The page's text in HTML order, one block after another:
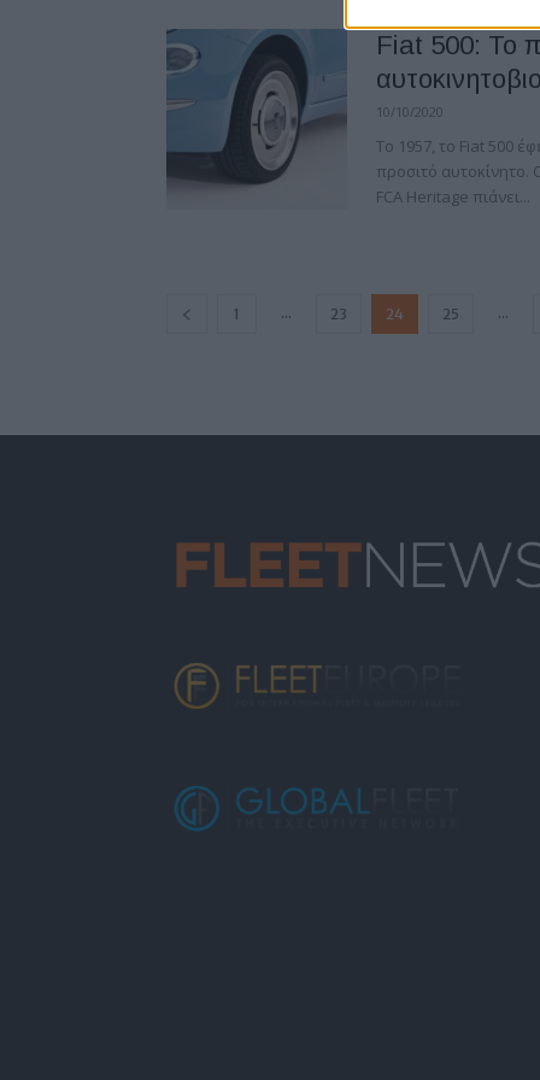
Fiat 500: Το
10/10/2020
Το 1957, το Fiat 500
προσιτό αυτοκίνητο.
FCA Heritage πιάνει...
1 ... 23 24 25 ...